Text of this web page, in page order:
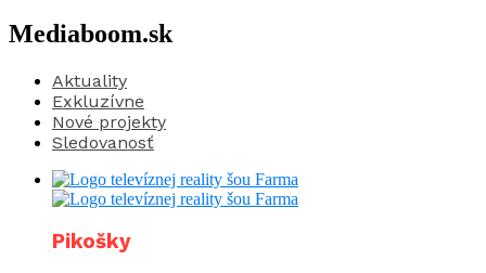
Mediaboom.sk
Aktuality
Exkluzívne
Nové projekty
Sledovanosť
Pikošky